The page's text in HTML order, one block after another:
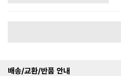
배송/교환/반품 안내